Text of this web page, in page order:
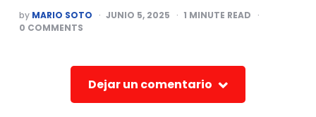
POSTED
BY
by MARIO SOTO JUNIO 5, 2025 1 MINUTE READ
0 COMMENTS
Dejar un comentario